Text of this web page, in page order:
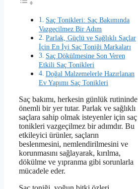
Saç Tonikleri: Saç Bakımında
Vazgeçilmez Bir Adım
Parlak, Güçlü ve Sağlıklı Saçlar
İçin En İyi Saç Toniği Markaları
Saç Dökülmesine Son Veren
Etkili Saç Tonikleri
Doğal Malzemelerle Hazırlanan
Ev Yapımı Saç Tonikleri
Saç bakımı, herkesin günlük rutininde
önemli bir yer tutar. Parlak ve sağlıklı
saçlara sahip olmak isteyenler için saç
tonikleri vazgeçilmez bir adımdır. Bu
etkileyici ürünler, saçların
beslenmesini, nemlendirilmesini ve
korunmasını sağlayarak, kırılma,
dökülme ve yıpranma gibi sorunlarla
mücadele eder.